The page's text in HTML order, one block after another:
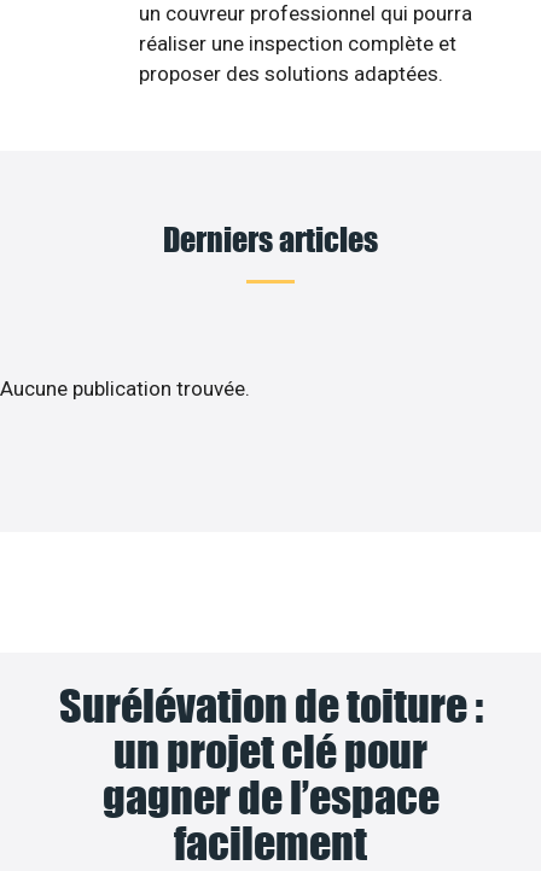
un couvreur professionnel qui pourra
réaliser une inspection complète et
proposer des solutions adaptées.
Derniers articles
Aucune publication trouvée.
Surélévation de toiture :
un projet clé pour
gagner de l’espace
facilement